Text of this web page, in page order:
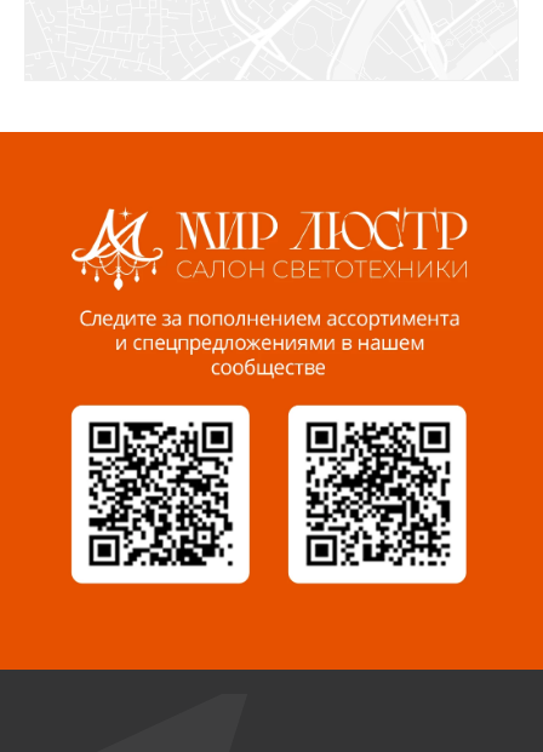
Пенза, ул. Пролетарская, 61 ТЦ "Стройбери"
Миасс, ул. Романенко, 95
8 922 500 30 39
Сызрань, ул. Декабристов, 1А
8 927 009 54 63
Саратов, ул. Танкистов, 37 (БЦ «Дикомп»)